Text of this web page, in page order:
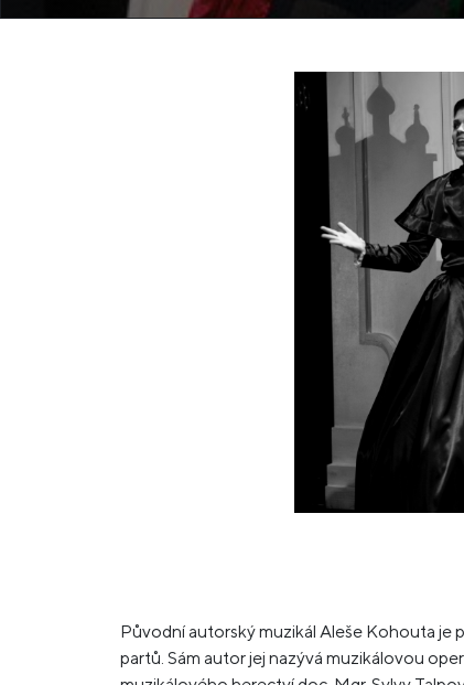
Původní autorský muzikál Aleše Kohouta je
partů. Sám autor jej nazývá muzikálovou